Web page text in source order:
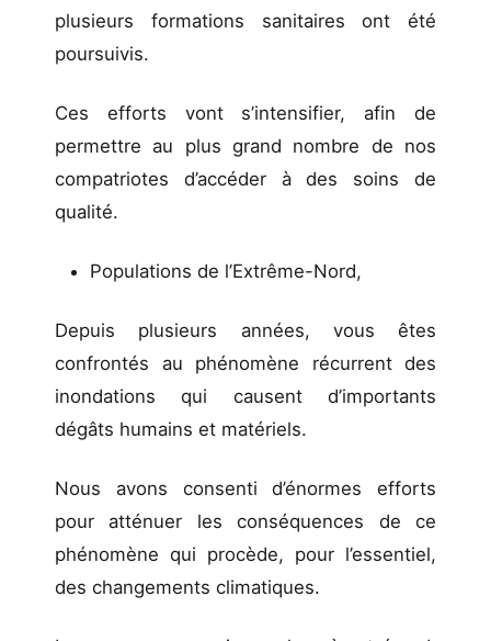
plusieurs formations sanitaires ont été
poursuivis.
Ces efforts vont s’intensifier, afin de
permettre au plus grand nombre de nos
compatriotes d’accéder à des soins de
qualité.
Populations de l’Extrême-Nord,
Depuis plusieurs années, vous êtes
confrontés au phénomène récurrent des
inondations qui causent d’importants
dégâts humains et matériels.
Nous avons consenti d’énormes efforts
pour atténuer les conséquences de ce
phénomène qui procède, pour l’essentiel,
des changements climatiques.